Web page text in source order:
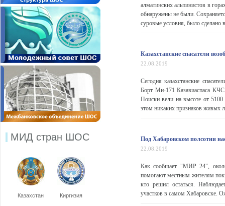
МИД стран ШОС
Казахстан Киргизия
алматинских альпинистов в
обнаружены не были.
суровые условия, было сделано
Казахстанские спасатели
22.08.2019
Сегодня казахстанские
Борт Ми-171 Казавиаспаса
Поиски вели на высоте от
этом никаких признаков живых
Под Хабаровском полсотни
22.08.2019
Как сообщает "МИР 24",
помогают местным жителям
кто решил остаться.
участков в самом Хабаровске.